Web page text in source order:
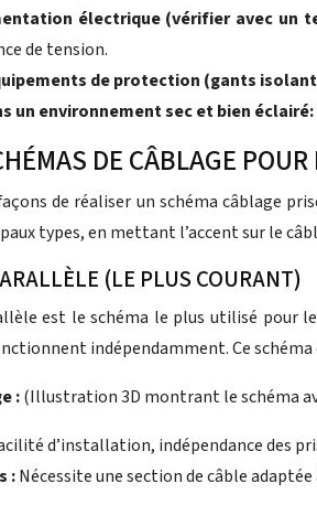
électrique (vérifier avec un
de tension.
de protection (gants
un environnement sec et bien éclairé:
DE CÂBLAGE
de réaliser un schéma câblage
types, en mettant l’accent sur le
(LE PLUS COURANT)
est le schéma le plus utilisé pour
indépendamment. Ce
:(Illustration 3D montrant le schéma
d’installation, indépendance des
:Nécessite une section de câble